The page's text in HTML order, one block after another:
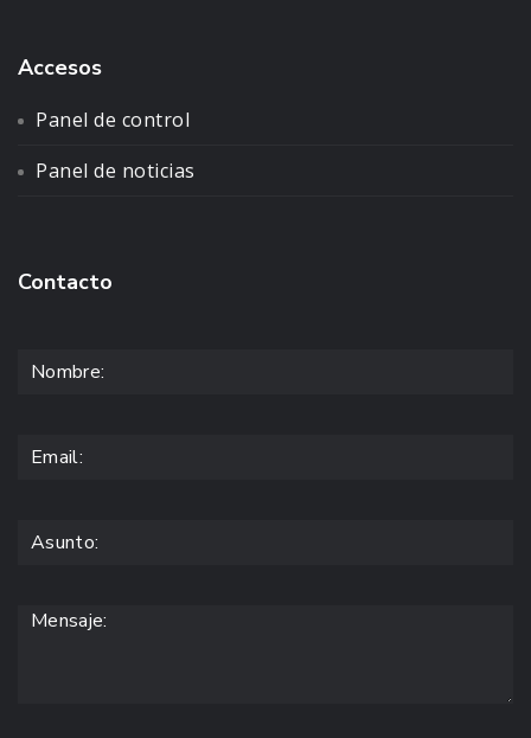
Accesos
Panel de control
Panel de noticias
Contacto